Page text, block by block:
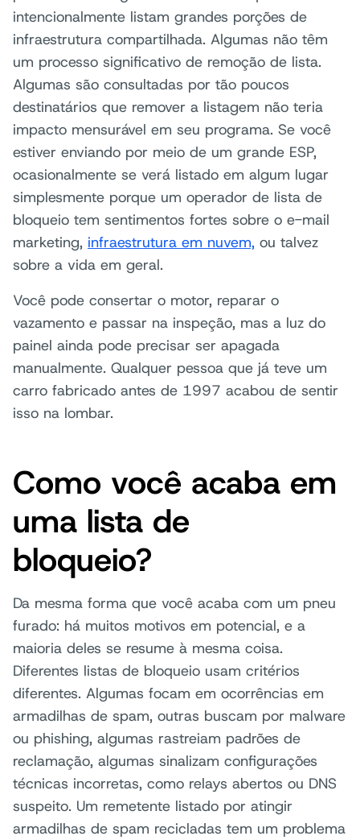
intencionalmente listam grandes porções de
infraestrutura compartilhada. Algumas não têm
um processo significativo de remoção de lista.
Algumas são consultadas por tão poucos
destinatários que remover a listagem não teria
impacto mensurável em seu programa. Se você
estiver enviando por meio de um grande ESP,
ocasionalmente se verá listado em algum lugar
simplesmente porque um operador de lista de
bloqueio tem sentimentos fortes sobre o e-mail
marketing, infraestrutura em nuvem, ou talvez
sobre a vida em geral.
Você pode consertar o motor, reparar o
vazamento e passar na inspeção, mas a luz do
painel ainda pode precisar ser apagada
manualmente. Qualquer pessoa que já teve um
carro fabricado antes de 1997 acabou de sentir
isso na lombar.
Como você acaba em
uma lista de
bloqueio?
Da mesma forma que você acaba com um pneu
furado: há muitos motivos em potencial, e a
maioria deles se resume à mesma coisa.
Diferentes listas de bloqueio usam critérios
diferentes. Algumas focam em ocorrências em
armadilhas de spam, outras buscam por malware
ou phishing, algumas rastreiam padrões de
reclamação, algumas sinalizam configurações
técnicas incorretas, como relays abertos ou DNS
suspeito. Um remetente listado por atingir
armadilhas de spam recicladas tem um problema